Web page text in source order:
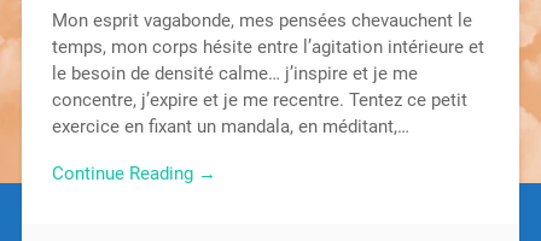
Mon esprit vagabonde, mes pensées chevauchent le
temps, mon corps hésite entre l’agitation intérieure et
le besoin de densité calme… j’inspire et je me
concentre, j’expire et je me recentre. Tentez ce petit
exercice en fixant un mandala, en méditant,…
Continue Reading →